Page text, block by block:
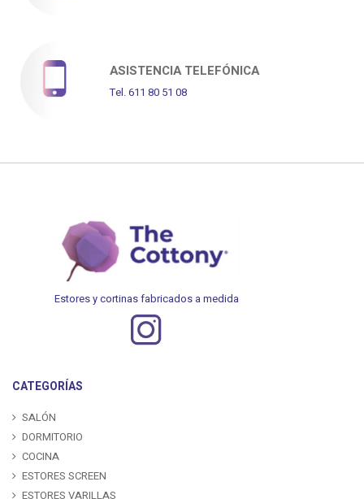
ASISTENCIA TELEFÓNICA
Tel. 611 80 51 08
Estores y cortinas fabricados a medida
CATEGORÍAS
SALÓN
DORMITORIO
COCINA
ESTORES SCREEN
ESTORES VARILLAS